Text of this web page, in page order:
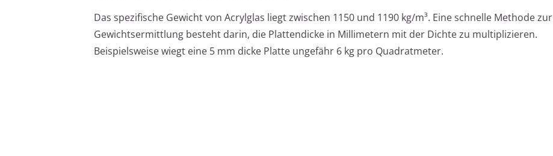
Das spezifische Gewicht von Acrylglas liegt zwischen 1150 und 1190 kg/m³. Eine schnelle Methode zur
Gewichtsermittlung besteht darin, die Plattendicke in Millimetern mit der Dichte zu multiplizieren.
Beispielsweise wiegt eine 5 mm dicke Platte ungefähr 6 kg pro Quadratmeter.